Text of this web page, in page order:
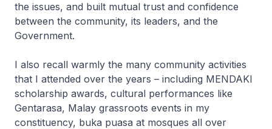
the issues, and built mutual trust and confidence
between the community, its leaders, and the
Government.
I also recall warmly the many community activities
that I attended over the years – including MENDAKI
scholarship awards, cultural performances like
Gentarasa, Malay grassroots events in my
constituency, buka puasa at mosques all over